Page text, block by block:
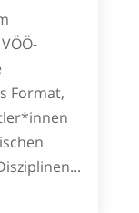
Format,